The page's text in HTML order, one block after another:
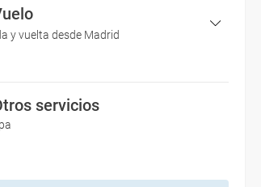
y vuelta desde Madrid
vuelo directo
vuelo directo 20/11/2026
servicios